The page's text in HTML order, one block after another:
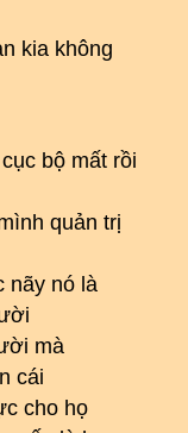
kia không
bộ mất rồi
quản trị
nãy nó là
mà
cái
cho họ